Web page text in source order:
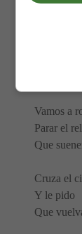
Que dure
Al menos
Vamos a
Parar el
Que
Cruza el
Y le pido
Que